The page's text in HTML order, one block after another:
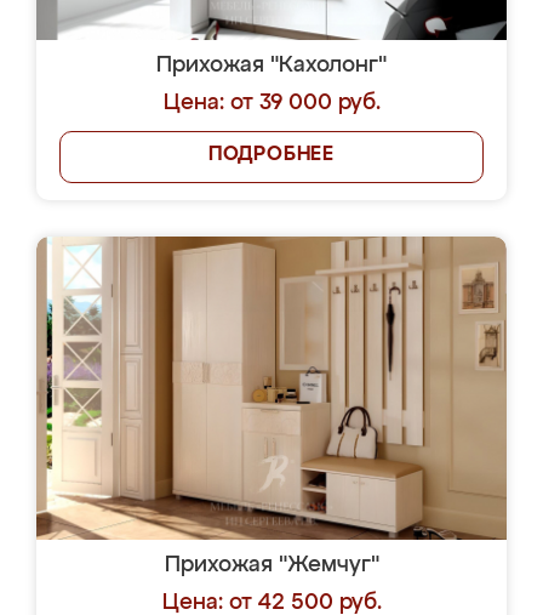
Прихожая "Кахолонг"
Цена: от 39 000 руб.
ПОДРОБНЕЕ
Прихожая "Жемчуг"
Цена: от 42 500 руб.